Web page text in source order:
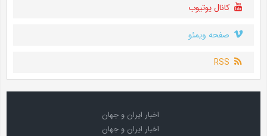
کانال یوتیوب
صفحه ویمئو
RSS
اخبار ایران و جهان
اخبار ایران و جهان